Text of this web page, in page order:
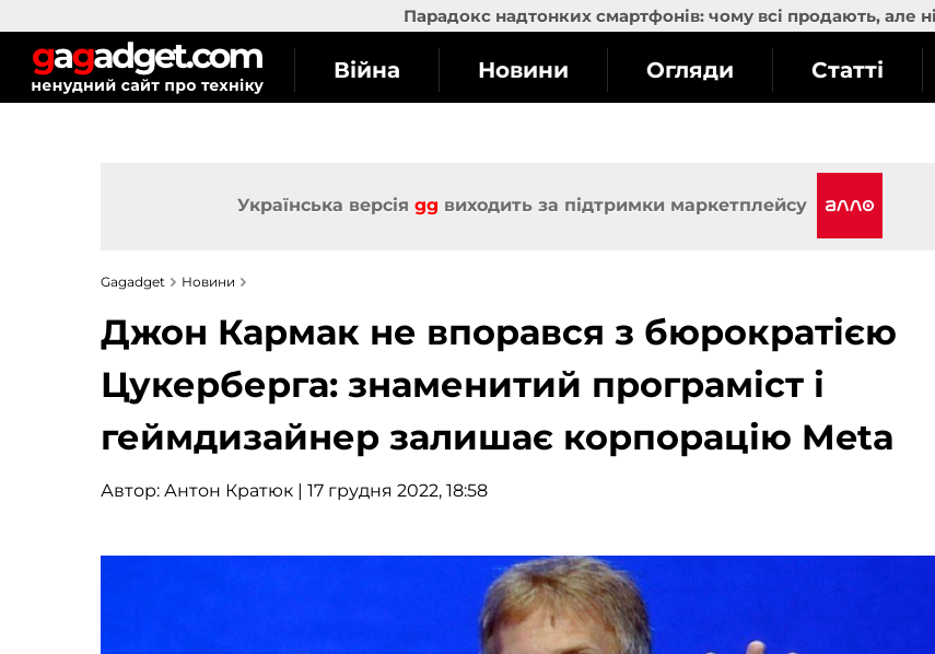
Парадокс надтонких смартфонів: чому всі продають, але
Війна Новини Огляди Статті
Українська версія gg виходить за підтримки маркетплейсу
Gagadget Новини
Джон Кармак не впорався з бюрократією
Цукерберга: знаменитий програміст і
геймдизайнер залишає корпорацію Meta
Автор: Антон Кратюк | 17 грудня 2022, 18:58